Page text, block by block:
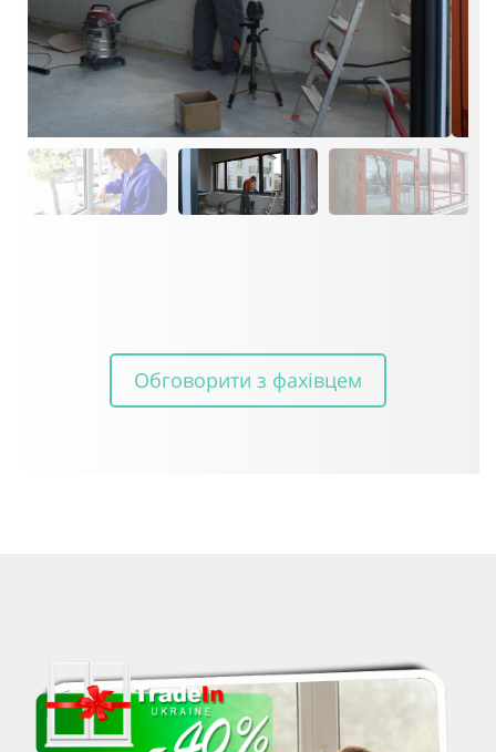
Обговорити з фахівцем